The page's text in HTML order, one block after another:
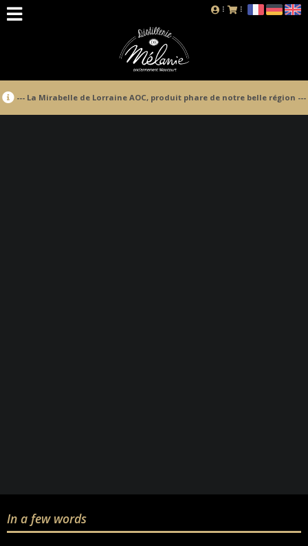
--- La Mirabelle de Lorraine AOC, produit phare de notre belle région ---
In a few words